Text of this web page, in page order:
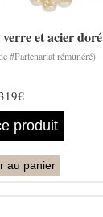
verre et acier doré
#Partenariat rémunéré)
319€
produit
au panier